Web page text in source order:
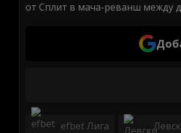
от Сплит в мача-реванш между
efbet Лига